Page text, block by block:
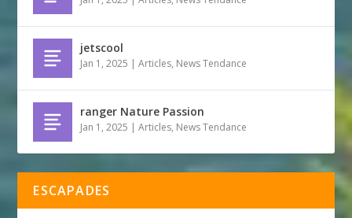
jetscool
Jan 1, 2025 |Articles, News Tendance
ranger Nature Passion
Jan 1, 2025 |Articles, News Tendance
ESCAPADES